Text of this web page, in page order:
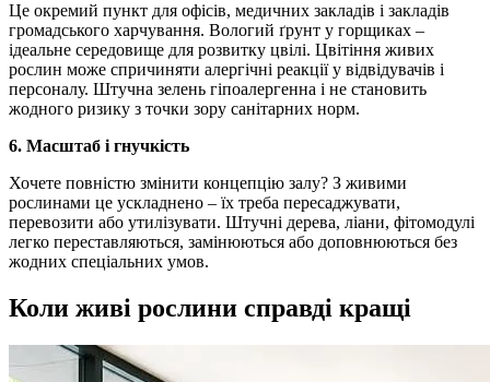
Це окремий пункт для офісів, медичних закладів і закладів
громадського харчування. Вологий ґрунт у горщиках –
ідеальне середовище для розвитку цвілі. Цвітіння живих
рослин може спричиняти алергічні реакції у відвідувачів і
персоналу. Штучна зелень гіпоалергенна і не становить
жодного ризику з точки зору санітарних норм.
6. Масштаб і гнучкість
Хочете повністю змінити концепцію залу? З живими
рослинами це ускладнено – їх треба пересаджувати,
перевозити або утилізувати. Штучні дерева, ліани, фітомодулі
легко переставляються, замінюються або доповнюються без
жодних спеціальних умов.
Коли живі рослини справді кращі